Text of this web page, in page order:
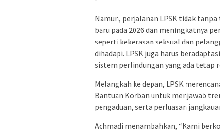
Namun, perjalanan LPSK tidak
baru pada 2026 dan meningkatnya
seperti kekerasan seksual dan
dihadapi. LPSK juga harus
sistem perlindungan yang ada tetap
Melangkah ke depan, LPSK
Bantuan Korban untuk menjawab
pengaduan, serta perluasan
Achmadi menambahkan, “Kami